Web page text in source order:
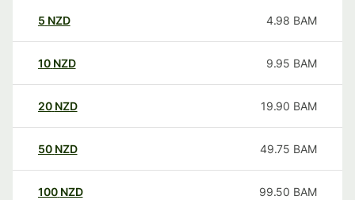
5 NZD 4.98 BAM
10 NZD 9.95 BAM
20 NZD 19.90 BAM
50 NZD 49.75 BAM
100 NZD 99.50 BAM